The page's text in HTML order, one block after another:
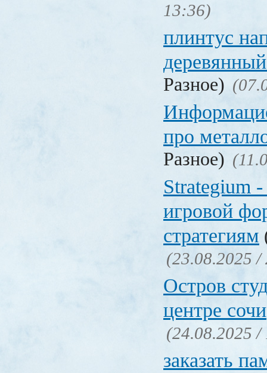
13:36)
плинтус
Разное)
про
Разное)
Strategium
игровой
стратегиям
(23.08.2025 /
Остров
центре сочи
(24.08.2025 /
заказать